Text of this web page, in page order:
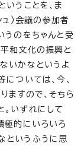
いうことを、ま
ュ）会議の参加者
うのをちゃんと受
和文化の振興と
いかなというよ
ついては、今、
ますので、そちら
いずれにして
極的にいろいろ
というふうに思